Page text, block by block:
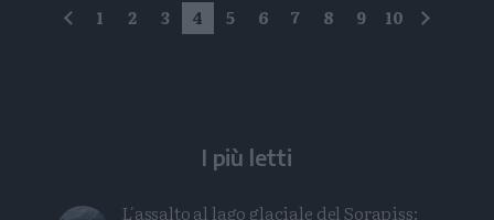
precedente
1 2 3 4 5 6 7 8 9 10
I più letti
L'assalto al lago glaciale del Sorapiss: